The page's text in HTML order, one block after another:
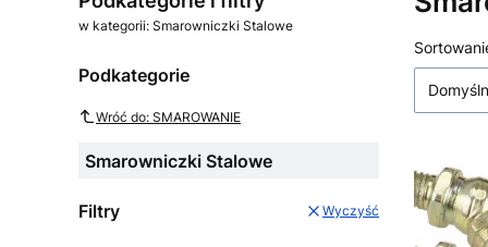
w kategorii: Smarowniczki Stalowe
Podkategorie
Wróć do: SMAROWANIE
Smarowniczki Stalowe
Filtry Wyczyść
Lista